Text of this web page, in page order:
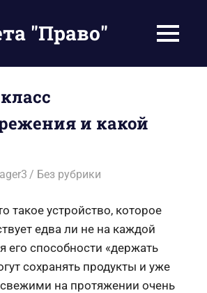
"Право" МЕНЮ
и какой
Без рубрики
такое устройство, которое
едва ли не на каждой
его способности «держать
сохранять продукты и уже
на протяжении очень